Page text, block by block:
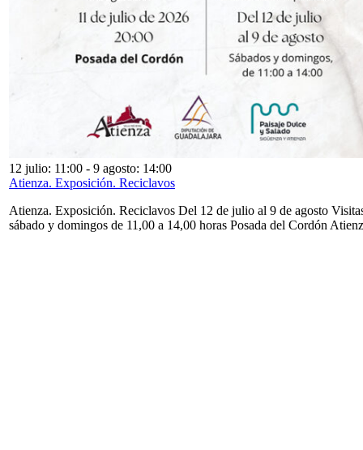
12 julio: 11:00 - 9 agosto: 14:00
Atienza. Exposición. Reciclavos
Atienza. Exposición. Reciclavos Del 12 de julio al 9 de agosto
sábado y domingos de 11,00 a 14,00 horas Posada del Cordón